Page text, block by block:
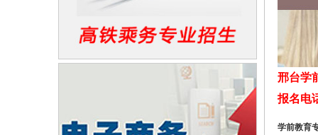
邢台学
报名电
学前教育